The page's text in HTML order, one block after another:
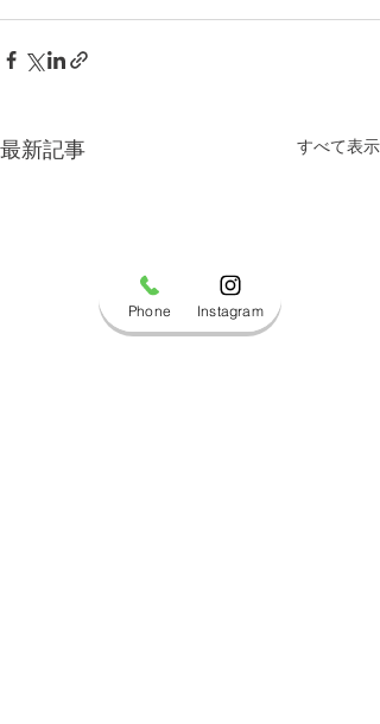
最新記事 すべて表示
Phone Instagram